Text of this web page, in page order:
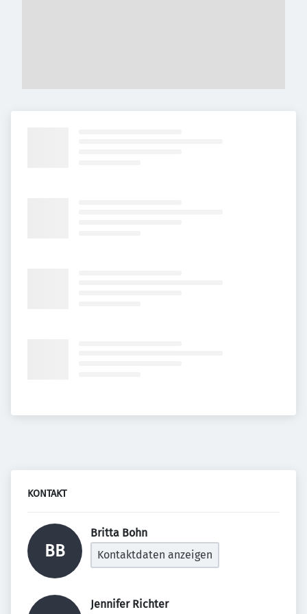
KONTAKT
BB
Britta Bohn
Kontaktdaten anzeigen
Jennifer Richter